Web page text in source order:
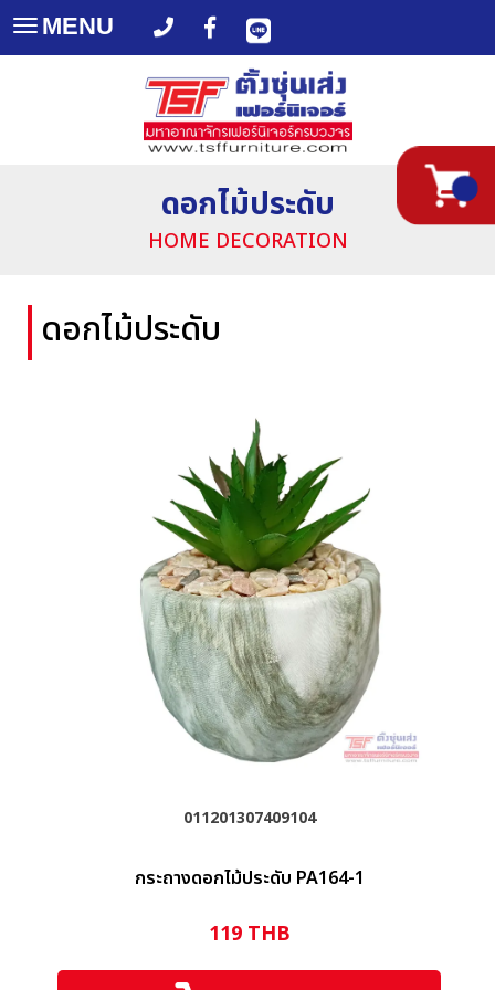
Toggle
navigation
MENU
ดอกไม้ประดับ
HOME DECORATION
ดอกไม้ประดับ
011201307409104
กระถางดอกไม้ประดับ PA164-1
119 THB